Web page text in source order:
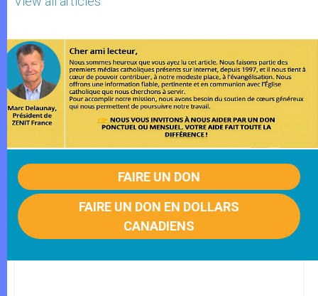
FAIRE UN DON
FAIRE UN DON EN DOLLARS
CANADIENS